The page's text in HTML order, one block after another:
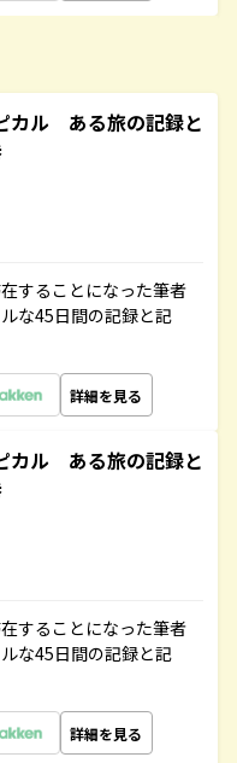
カル ある旅の記録と
することになった筆者
な45日間の記録と記
詳細を見る
カル ある旅の記録と
することになった筆者
な45日間の記録と記
詳細を見る